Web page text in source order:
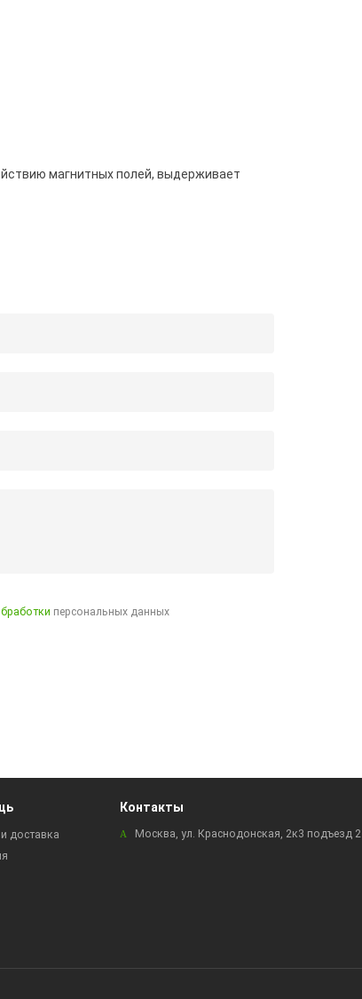
магнитных полей, выдерживает
персональных данных
доставка
Контакты
Москва, ул. Краснодонская, 2к3 подъезд 2